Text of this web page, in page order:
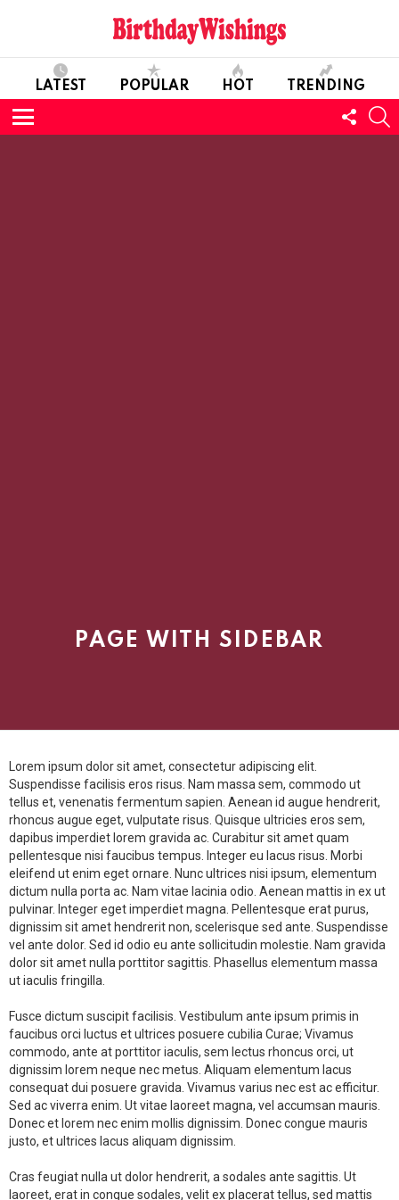
LATEST POPULAR HOT TRENDING
Menu
US
PAGE WITH SIDEBAR
Lorem ipsum dolor sit amet, consectetur adipiscing elit.
Suspendisse facilisis eros risus. Nam massa sem, commodo ut
tellus et, venenatis fermentum sapien. Aenean id augue hendrerit,
rhoncus augue eget, vulputate risus. Quisque ultricies eros sem,
dapibus imperdiet lorem gravida ac. Curabitur sit amet quam
pellentesque nisi faucibus tempus. Integer eu lacus risus. Morbi
eleifend ut enim eget ornare. Nunc ultrices nisi ipsum, elementum
dictum nulla porta ac. Nam vitae lacinia odio. Aenean mattis in ex ut
pulvinar. Integer eget imperdiet magna. Pellentesque erat purus,
dignissim sit amet hendrerit non, scelerisque sed ante. Suspendisse
vel ante dolor. Sed id odio eu ante sollicitudin molestie. Nam gravida
dolor sit amet nulla porttitor sagittis. Phasellus elementum massa
ut iaculis fringilla.
Fusce dictum suscipit facilisis. Vestibulum ante ipsum primis in
faucibus orci luctus et ultrices posuere cubilia Curae; Vivamus
commodo, ante at porttitor iaculis, sem lectus rhoncus orci, ut
dignissim lorem neque nec metus. Aliquam elementum lacus
consequat dui posuere gravida. Vivamus varius nec est ac efficitur.
Sed ac viverra enim. Ut vitae laoreet magna, vel accumsan mauris.
Donec et lorem nec enim mollis dignissim. Donec congue mauris
justo, et ultrices lacus aliquam dignissim.
Cras feugiat nulla ut dolor hendrerit, a sodales ante sagittis. Ut
laoreet, erat in congue sodales, velit ex placerat tellus, sed mattis